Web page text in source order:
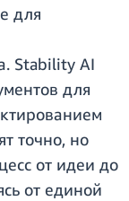
для
Stability AI
для
точно, но
от идеи до
от единой